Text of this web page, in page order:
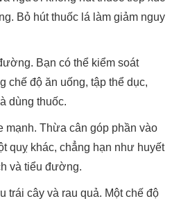
Bỏ hút thuốc lá làm giảm nguy
Bạn có thể kiểm soát
chế độ ăn uống, tập thể dục,
dùng thuốc.
mạnh. Thừa cân góp phần vào
quỵ khác, chẳng hạn như huyết
và tiểu đường.
trái cây và rau quả. Một chế độ